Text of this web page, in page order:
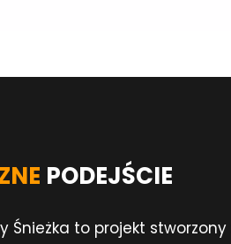
PODEJŚCIE
Śnieżka to projekt stworzony